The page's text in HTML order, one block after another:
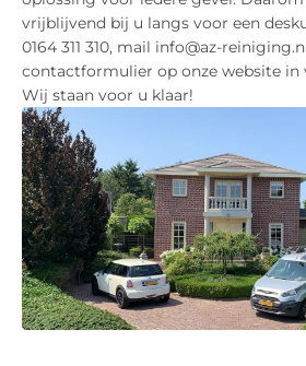
vrijblijvend bij u langs voor een
0164 311 310, mail info@az-
contactformulier op onze website in
Wij staan voor u klaar!